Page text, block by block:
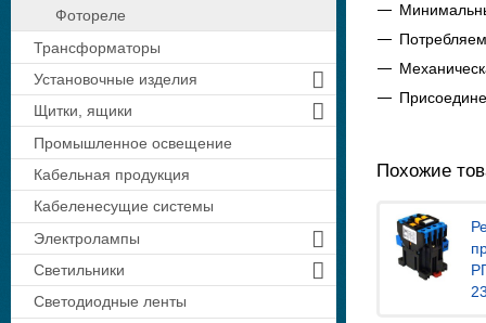
Похожие
Фотореле
Трансформаторы
Установочные изделия
Щитки, ящики
Промышленное освещение
Кабельная продукция
Кабеленесущие системы
Электролампы
Светильники
Светодиодные ленты